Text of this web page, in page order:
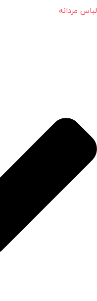
لباس مردانه